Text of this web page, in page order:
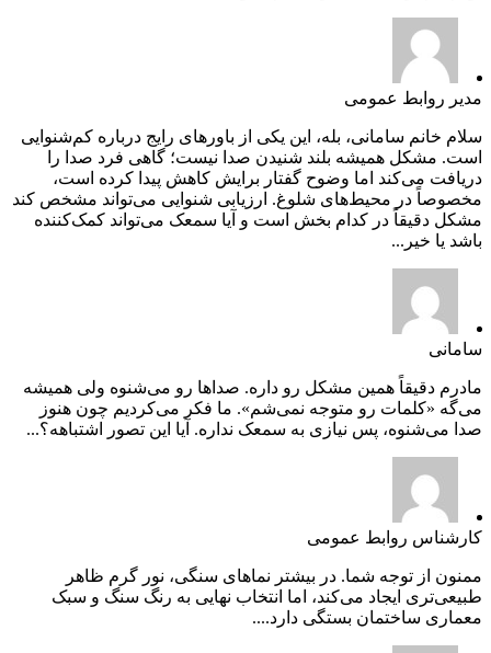
مدیر روابط عمومی
سلام خانم سامانی، بله، این یکی از باورهای رایج درباره کم‌شنوایی
است. مشکل همیشه بلند شنیدن صدا نیست؛ گاهی فرد صدا را
دریافت می‌کند اما وضوح گفتار برایش کاهش پیدا کرده است،
مخصوصاً در محیط‌های شلوغ. ارزیابی شنوایی می‌تواند مشخص کند
مشکل دقیقاً در کدام بخش است و آیا سمعک می‌تواند کمک‌کننده
باشد یا خیر...
سامانی
مادرم دقیقاً همین مشکل رو داره. صداها رو می‌شنوه ولی همیشه
می‌گه «کلمات رو متوجه نمی‌شم». ما فکر می‌کردیم چون هنوز
صدا می‌شنوه، پس نیازی به سمعک نداره. آیا این تصور اشتباهه؟...
کارشناس روابط عمومی
ممنون از توجه شما. در بیشتر نماهای سنگی، نور گرم ظاهر
طبیعی‌تری ایجاد می‌کند، اما انتخاب نهایی به رنگ سنگ و سبک
معماری ساختمان بستگی دارد....